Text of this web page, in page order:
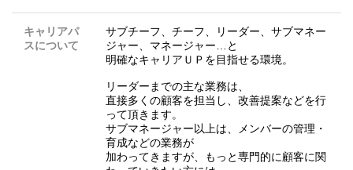
キャリアパ
スについて
サブチーフ、チーフ、リーダー、サブマネー
ジャー、マネージャー…と
明確なキャリアＵＰを目指せる環境。
リーダーまでの主な業務は、
直接多くの顧客を担当し、改善提案などを行
って頂きます。
サブマネージャー以上は、メンバーの管理・
育成などの業務が
加わってきますが、もっと専門的に顧客に関